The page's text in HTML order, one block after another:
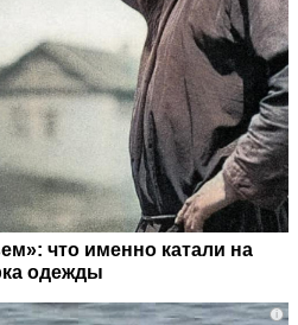
что именно катали на
одежды
i